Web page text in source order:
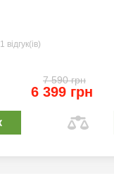
1 відгук(ів)
7 590 грн
6 399 грн